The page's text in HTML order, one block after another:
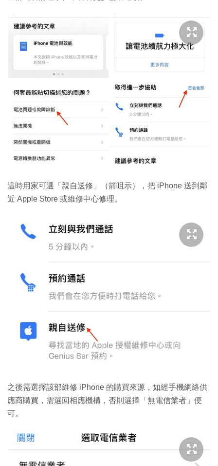
這時用家可選「親自送修」（箭咀示），把 iPhone 送到鄰
近 Apple Store 或維修中心修理。
之後需選擇該部維修 iPhone 的購買來源，如經手機網絡供
應商購買，需選回相應機構，否則選擇「無電信業者」便
可。